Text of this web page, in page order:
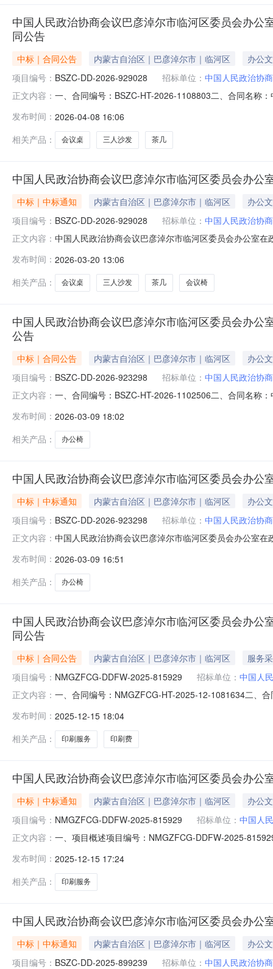
中国人民政治协商会议巴彦淖尔市临河区委员会办
同公告
中标｜合同公告 内蒙古自治区｜巴彦淖尔市｜临河区
办公
项目编号： BSZC-DD-2026-929028 招标单位： 中国人民政治协
正文内容： 一、合同编号：BSZC-HT-2026-1108803二、合同名称
治区巴彦淖尔市临河区党政大楼联系方式：
发布时间： 2026-04-08 16:06
相关产品：
会议桌 三人沙发 茶几
中国人民政治协商会议巴彦淖尔市临河区委员会办公
中标｜中标通知 内蒙古自治区｜巴彦淖尔市｜临河区
办公
项目编号： BSZC-DD-2026-929028 招标单位： 中国人民政治协
正文内容： 中国人民政治协商会议巴彦淖尔市临河区委员会办公室
号：临政采计划[2026]00357采购方式：电子卖场（协议
发布时间： 2026-03-20 13:06
相关产品：
会议桌 三人沙发 茶几 会议椅
中国人民政治协商会议巴彦淖尔市临河区委员会办
公告
中标｜合同公告 内蒙古自治区｜巴彦淖尔市｜临河区
办公
项目编号： BSZC-DD-2026-923298 招标单位： 中国人民政治协
正文内容： 一、合同编号：BSZC-HT-2026-1102506二、合同名称
治区巴彦淖尔市临河区党政大楼联系方式：
发布时间： 2026-03-09 18:02
相关产品：
办公椅
中国人民政治协商会议巴彦淖尔市临河区委员会办公
中标｜中标通知 内蒙古自治区｜巴彦淖尔市｜临河区
办公
项目编号： BSZC-DD-2026-923298 招标单位： 中国人民政治协
正文内容： 中国人民政治协商会议巴彦淖尔市临河区委员会办公室
号：临政采计划[2026]00255采购方式：电子卖场（协议
发布时间： 2026-03-09 16:51
相关产品：
办公椅
中国人民政治协商会议巴彦淖尔市临河区委员会办
同公告
中标｜合同公告 内蒙古自治区｜巴彦淖尔市｜临河区
服务
项目编号： NMGZFCG-DDFW-2025-815929 招标单位： 中国人
正文内容： 一、合同编号：NMGZFCG-HT-2025-12-1081634二、
委员会办公室地址：内蒙古自治区_巴彦淖尔市_临河区
发布时间： 2025-12-15 18:04
相关产品：
印刷服务 印刷费
中国人民政治协商会议巴彦淖尔市临河区委员会办公
中标｜中标通知 内蒙古自治区｜巴彦淖尔市｜临河区
办公
项目编号： NMGZFCG-DDFW-2025-815929 招标单位： 中国人
正文内容： 一、项目概述项目编号：NMGZFCG-DDFW-2025-
书编号：临政采计划[2025]03536采购方式：电子卖场（
发布时间： 2025-12-15 17:24
相关产品：
印刷服务
中国人民政治协商会议巴彦淖尔市临河区委员会办公
中标｜中标通知 内蒙古自治区｜巴彦淖尔市｜临河区
办公
项目编号： BSZC-DD-2025-899239 招标单位： 中国人民政治协